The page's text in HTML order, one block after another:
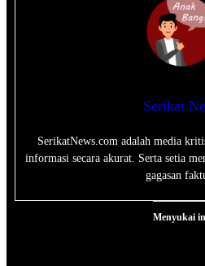
Serikat
SerikatNews.com adalah media
informasi secara akurat. Serta setia
gagasan
Menyukai